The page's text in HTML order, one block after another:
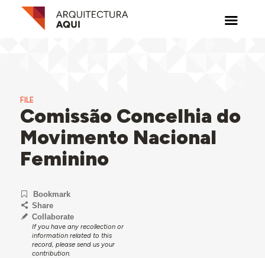
FILE
Comissão Concelhia do
Movimento Nacional
Feminino
Bookmark
Share
Collaborate
If you have any recollection or
information related to this
record, please send us your
contribution.